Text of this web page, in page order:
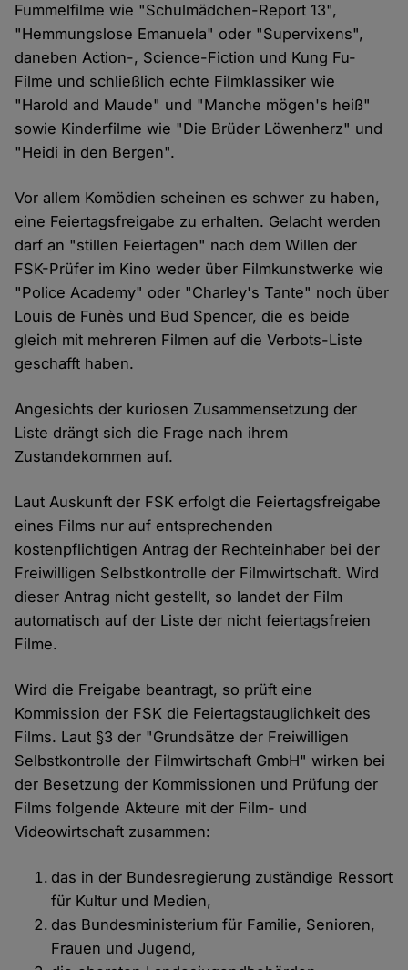
Fummelfilme wie "Schulmädchen-Report 13",
"Hemmungslose Emanuela" oder "Supervixens",
daneben Action-, Science-Fiction und Kung Fu-
Filme und schließlich echte Filmklassiker wie
"Harold and Maude" und "Manche mögen's heiß"
sowie Kinderfilme wie "Die Brüder Löwenherz" und
"Heidi in den Bergen".
Vor allem Komödien scheinen es schwer zu haben,
eine Feiertagsfreigabe zu erhalten. Gelacht werden
darf an "stillen Feiertagen" nach dem Willen der
FSK-Prüfer im Kino weder über Filmkunstwerke wie
"Police Academy" oder "Charley's Tante" noch über
Louis de Funès und Bud Spencer, die es beide
gleich mit mehreren Filmen auf die Verbots-Liste
geschafft haben.
Angesichts der kuriosen Zusammensetzung der
Liste drängt sich die Frage nach ihrem
Zustandekommen auf.
Laut Auskunft der FSK erfolgt die Feiertagsfreigabe
eines Films nur auf entsprechenden
kostenpflichtigen Antrag der Rechteinhaber bei der
Freiwilligen Selbstkontrolle der Filmwirtschaft. Wird
dieser Antrag nicht gestellt, so landet der Film
automatisch auf der Liste der nicht feiertagsfreien
Filme.
Wird die Freigabe beantragt, so prüft eine
Kommission der FSK die Feiertagstauglichkeit des
Films. Laut §3 der "Grundsätze der Freiwilligen
Selbstkontrolle der Filmwirtschaft GmbH" wirken bei
der Besetzung der Kommissionen und Prüfung der
Films folgende Akteure mit der Film- und
Videowirtschaft zusammen:
das in der Bundesregierung zuständige Ressort
für Kultur und Medien,
das Bundesministerium für Familie, Senioren,
Frauen und Jugend,